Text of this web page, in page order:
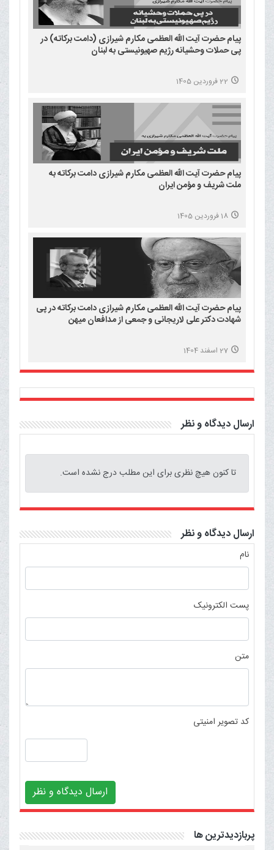
پیام حضرت آیت الله العظمی مکارم شیرازی (دامت برکاته) در
پی حملات وحشیانه رژیم صهیونیستی به لبنان
22 فروردین 1405
پیام حضرت آیت الله العظمی مکارم شیرازی دامت برکاته به
ملت شریف و مؤمن ایران
18 فروردین 1405
پیام حضرت آیت الله العظمی مکارم شیرازی دامت برکاته در پی
شهادت دکتر علی لاریجانی و جمعی از مدافعان میهن
27 اسفند 1404
ارسال دیدگاه و نظر
تا کنون هیچ نظری برای این مطلب درج نشده است.
ارسال دیدگاه و نظر
نام
پست الکترونیک
متن
کد تصویر امنیتی
ارسال دیدگاه و نظر
پربازدیدترین ها